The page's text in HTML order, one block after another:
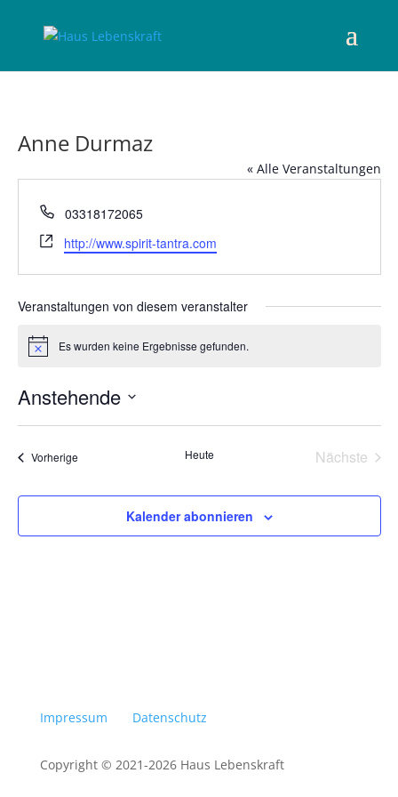
Anne Durmaz
« Alle Veranstaltungen
Telefon
03318172065
Webseite
http://www.spirit-tantra.com
Veranstaltungen von diesem veranstalter
HinweisEs wurden keine Ergebnisse gefunden.
Anstehende
VorherigeVeranstaltungen Heute
Nächste
Kalender abonnieren
Impressum Datenschutz
Copyright © 2021-2026 Haus Lebenskraft